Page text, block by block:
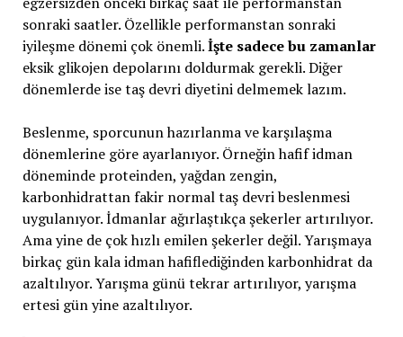
sonraki saatler. Özellikle performanstan sonraki
iyileşme dönemi çok önemli.İşte sadece bu zamanlar
eksik glikojen depolarını doldurmak gerekli. Diğer
dönemlerde ise taş devri diyetini delmemek lazım.
Beslenme, sporcunun hazırlanma ve karşılaşma
dönemlerine göre ayarlanıyor. Örneğin hafif idman
döneminde proteinden, yağdan zengin,
karbonhidrattan fakir normal taş devri beslenmesi
uygulanıyor. İdmanlar ağırlaştıkça şekerler artırılıyor.
Ama yine de çok hızlı emilen şekerler değil. Yarışmaya
birkaç gün kala idman hafiflediğinden karbonhidrat da
azaltılıyor. Yarışma günü tekrar artırılıyor, yarışma
ertesi gün yine azaltılıyor.